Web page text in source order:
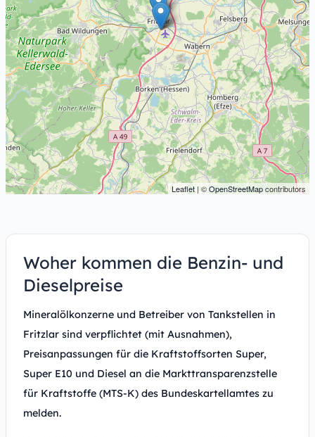
Leaflet | ©OpenStreetMapcontributors
Woher kommen die Benzin- und
Dieselpreise
Mineralölkonzerne und Betreiber von Tankstellen in
Fritzlar sind verpflichtet (mit Ausnahmen),
Preisanpassungen für die Kraftstoffsorten Super,
Super E10 und Diesel an die Markttransparenzstelle
für Kraftstoffe (MTS-K) des Bundeskartellamtes zu
melden.